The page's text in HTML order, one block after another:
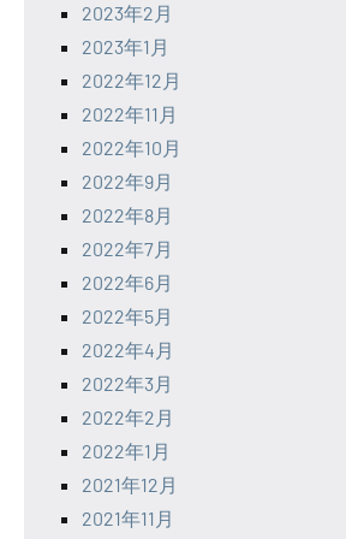
2023年2月
2023年1月
2022年12月
2022年11月
2022年10月
2022年9月
2022年8月
2022年7月
2022年6月
2022年5月
2022年4月
2022年3月
2022年2月
2022年1月
2021年12月
2021年11月